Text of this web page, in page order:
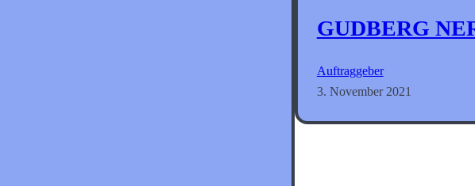
GUDBERG
Auftraggeber
3. November 2021